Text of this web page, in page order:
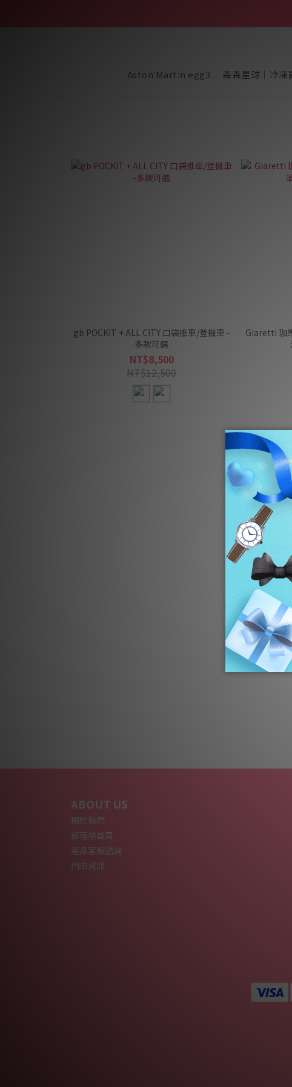
Aston Martin egg3 森森星球｜冷凍
gb POCKIT + ALL CITY 口袋推車/登機車 -
多款可選
NT$8,500
NT$12,500
Giaretti 珈
ABOUT US
關於我們
部落格首頁
產品客服諮詢
門市資訊